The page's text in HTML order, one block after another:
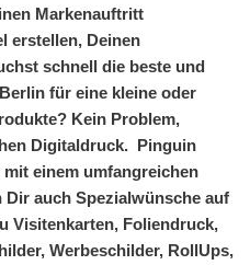
Markenauftritt
erstellen, Deinen
schnell die beste und
für eine kleine oder
Kein Problem,
Digitaldruck. Pinguin
einem umfangreichen
auch Spezialwünsche auf
Visitenkarten, Foliendruck,
Werbeschilder, RollUps,